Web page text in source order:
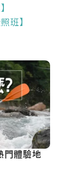
班】
門體驗地